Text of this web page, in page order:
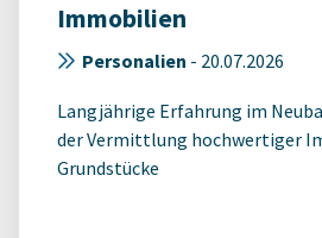
Immobilien
Personalien - 20.07.2026
Langjährige Erfahrung im
der Vermittlung hochwertiger
Grundstücke